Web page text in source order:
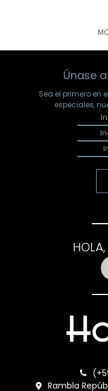
Únase
Sea el primero en
especiales,
Rambla